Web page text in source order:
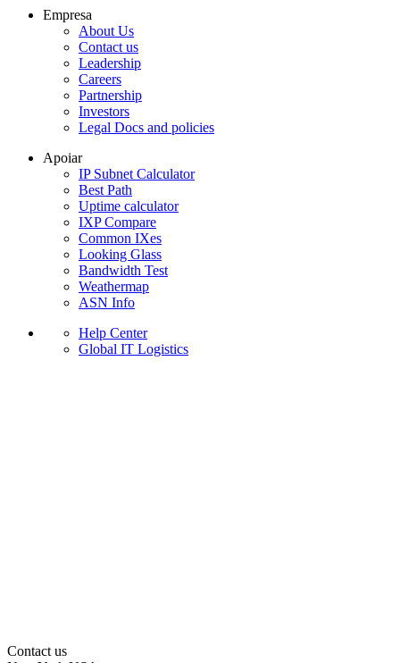
Empresa
About Us
Contact us
Leadership
Careers
Partnership
Investors
Legal Docs and policies
Apoiar
IP Subnet Calculator
Best Path
Uptime calculator
IXP Compare
Common IXes
Looking Glass
Bandwidth Test
Weathermap
ASN Info
Help Center
Global IT Logistics
Contact us